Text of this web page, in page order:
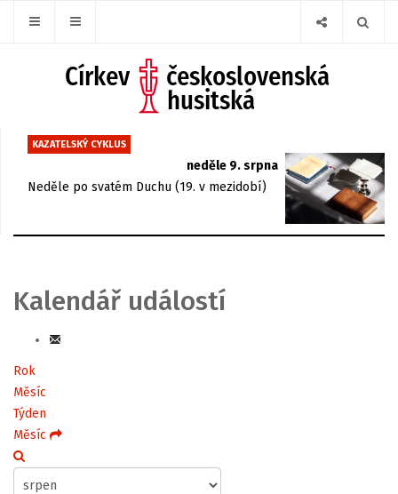
KAZATELSKÝ CYKLUS
neděle 9. srpna
Neděle po svatém Duchu (19. v mezidobí)
Kalendář událostí
Rok
Měsíc
Týden
Měsíc